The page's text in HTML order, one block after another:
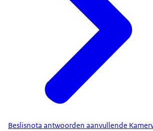
Beslisnota antwoorden aanvullende